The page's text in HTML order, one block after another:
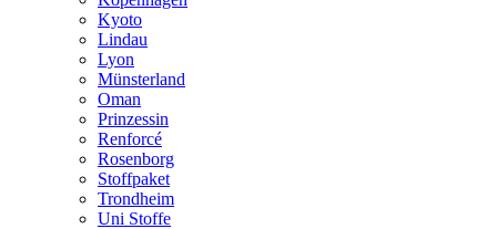
Kyoto
Lindau
Lyon
Münsterland
Oman
Prinzessin
Renforcé
Rosenborg
Stoffpaket
Trondheim
Uni Stoffe